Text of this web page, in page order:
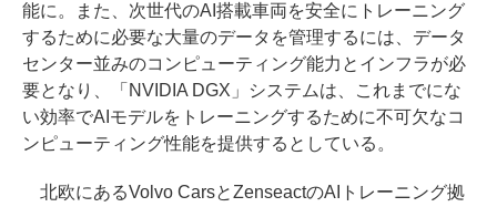
能に。また、次世代のAI搭載車両を安全にトレーニング
するために必要な大量のデータを管理するには、データ
センター並みのコンピューティング能力とインフラが必
要となり、「NVIDIA DGX」システムは、これまでにな
い効率でAIモデルをトレーニングするために不可欠なコ
ンピューティング性能を提供するとしている。
北欧にあるVolvo CarsとZenseactのAIトレーニング拠